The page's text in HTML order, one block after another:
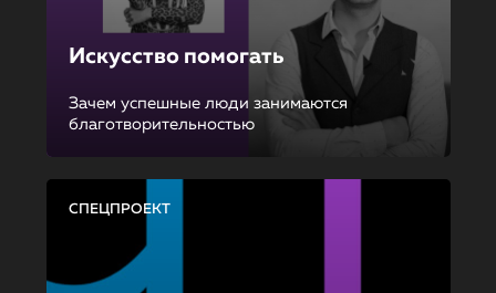
Искусство помогать
Зачем успешные люди занимаются
благотворительностью
СПЕЦПРОЕКТ